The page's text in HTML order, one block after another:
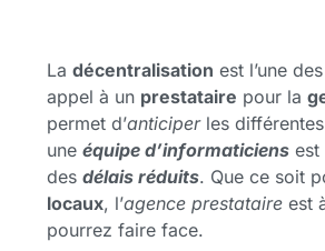
La décentralisation est l’une des
appel à un prestataire pour la
permet d’anticiperles différentes
une équipe d’informaticiens est
des délais réduits. Que ce soit
locaux, l’agence prestataire est
pourrez faire face.